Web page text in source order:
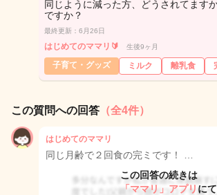
同じように減った方、どうされてます
ですか？
最終更新：6月26日
はじめてのママリ🔰 生後9ヶ月
子育て・グッズ ミルク 離乳食
この質問への回答 （全4件）
はじめてのママリ
同じ月齢で２回食の完ミです！ …
この回答の続きは
「ママリ」アプリ にて